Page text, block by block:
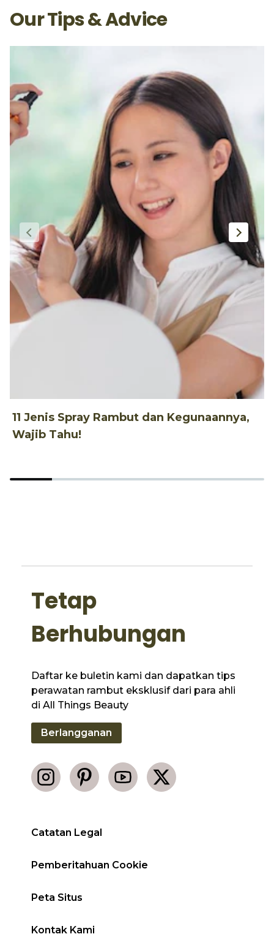
Our Tips & Advice
11 Jenis Spray Rambut dan Kegunaannya,
Wajib Tahu!
Catatan Legal
Pemberitahuan Cookie
Peta Situs
Kontak Kami
Tetap
Berhubungan
Daftar ke buletin kami dan dapatkan tips
perawatan rambut eksklusif dari para ahli
di All Things Beauty
Berlangganan